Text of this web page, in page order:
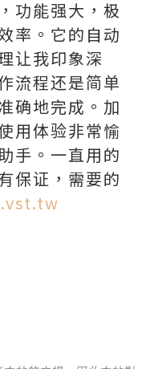
功能强大，极
率。它的自动
让我印象深
流程还是简单
确地完成。加
用体验非常愉
手。一直用的
保证，需要的